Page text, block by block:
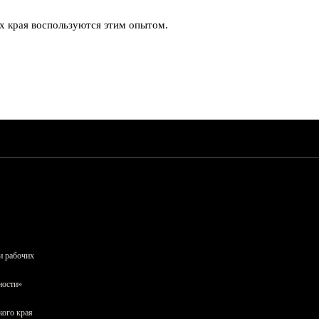
края воспользуются этим опытом.
рабочих
края